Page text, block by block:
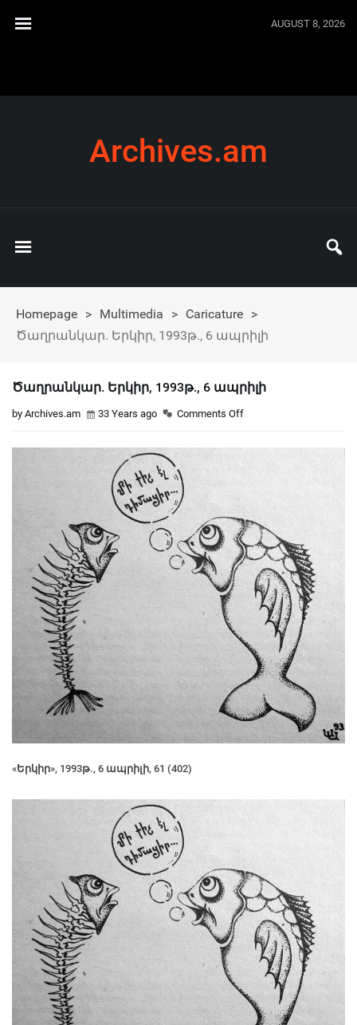
AUGUST 8, 2026
Archives.am
Homepage > Multimedia > Caricature >
Ծաղրանկար. Երկիր, 1993թ., 6 ապրիլի
Ծաղրանկար. Երկիր, 1993թ., 6 ապրիլի
by Archives.am 33 Years ago Comments Off
«Երկիր», 1993թ., 6 ապրիլի, 61 (402)